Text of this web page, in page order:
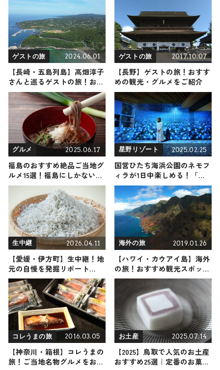
ゲストの旅 2024.06.01
【長崎・五島列島】高畑淳子
さんと巡るゲストの旅！おす
すめの観光・グルメをご紹介
2024年6月1日放送
ゲストの旅 2017.10.07
【長野】ゲストの旅！おすす
めの観光・グルメをご紹介
グルメ 2025.06.17
福島のおすすめ絶品ご当地グ
ルメ15選！福島にしかない名
物から人気の名店9選も紹介
星野リゾート 2025.02.25
国営ひたち海浜公園のネモフ
ィラが1日中楽しめる！「星
野リゾート BEB5土浦（ベ
ブ）」の「いつでもネモフィ
ラブルーミング」
生中継 2026.04.11
【愛媛・伊方町】生中継！地
元の自慢を発掘リポート
2026年4月11日放送
海外の旅 2019.01.26
【ハワイ・カウアイ島】海外
の旅！おすすめ観光スポット
やグルメをリポート
コレうまの旅 2016.03.05
【神奈川・箱根】コレうまの
旅！ご当地名物グルメをお届
お土産 2025.07.14
【2025】鳥取で人気のお土産
おすすめ25選｜定番のお菓子